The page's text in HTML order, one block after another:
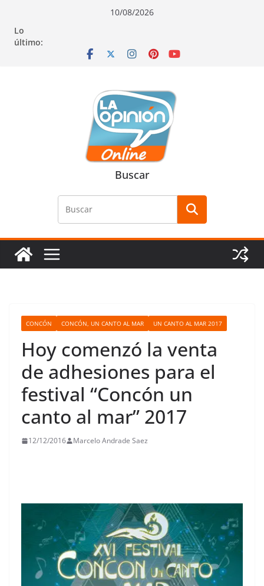
contenido
navegación
contenido
10/08/2026
Lo
último:
Buscar
CONCÓN CONCÓN, UN CANTO AL MAR UN CANTO AL MAR 2017
Hoy comenzó la venta
de adhesiones para el
festival “Concón un
canto al mar” 2017
12/12/2016 Marcelo Andrade Saez